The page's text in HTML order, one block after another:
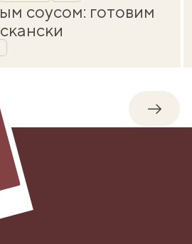
соусом: готовим